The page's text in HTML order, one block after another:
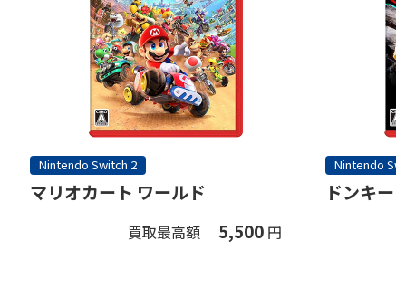
Nintendo Switch 2
マリオカート ワールド
買取最高額 5,500 円
Nintendo
ドンキ